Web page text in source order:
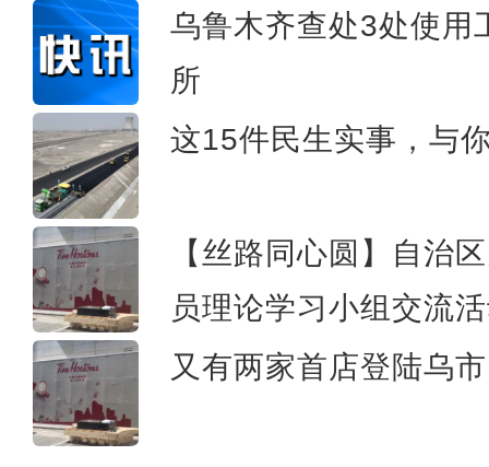
乌鲁木齐查处3处使用
所
这15件民生实事，与
【丝路同心圆】自治
员理论学习小组交流
又有两家首店登陆乌
《游在新疆、吃住在兵团》